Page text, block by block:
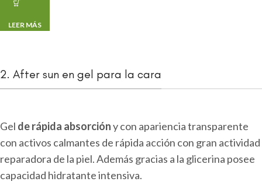
LEER MÁS
2. After sun en gel para la cara
Gel de rápida absorcióny con apariencia transparente
con activos calmantes de rápida acción con gran actividad
reparadora de la piel. Además gracias a la glicerina posee
capacidad hidratante intensiva.